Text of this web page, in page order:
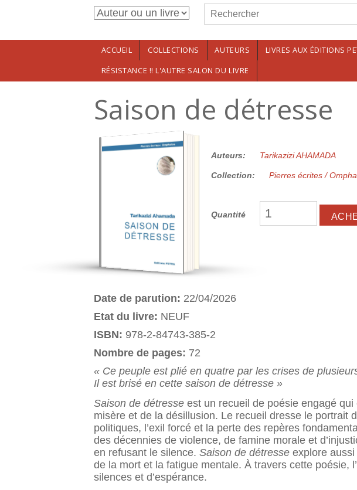
Aller au contenu principalFormulaire de recherche
Rechercher
ACCUEIL COLLECTIONS AUTEURS LIVRES AUX ÉDITIONS
RÉSISTANCE !! L'AUTRE SALON DU LIVRE
Saison de détresse
12.00€ Auteurs: Tarikazizi AHAMADA
Collection: Pierres écrites /
Quantité
Date de parution: 22/04/2026
Etat du livre: NEUF
ISBN: 978-2-84743-385-2
Nombre de pages: 72
« Ce peuple est plié en quatre par les crises de
Il est brisé en cette saison de détresse »
Saison de détresse est un recueil de poésie engagé qui
misère et de la désillusion. Le recueil dresse le portrait
politiques, l’exil forcé et la perte des repères
des décennies de violence, de famine morale et
en refusant le silence. Saison de détresse explore aussi
de la mort et la fatigue mentale. À travers cette poésie,
silences et d’espérance.